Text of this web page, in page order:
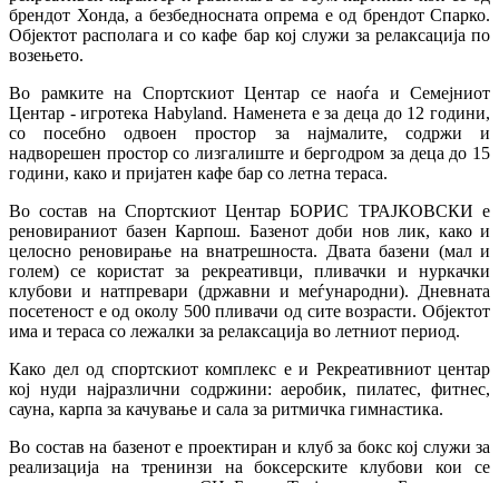
брендот Хонда, а безбедносната опрема е од брендот Спарко.
Објектот располага и со кафе бар кој служи за релаксација по
возењето.
Во рамките на Спортскиот Центар се наоѓа и Семејниот
Центар - игротека Habyland. Наменета е за деца до 12 години,
со посебно одвоен простор за најмалите, содржи и
надворешен простор со лизгалиште и бергодром за деца до 15
години, како и пријатен кафе бар со летна тераса.
Во состав на Спортскиот Центар БОРИС ТРАЈКОВСКИ е
реновираниот базен Карпош. Базенот доби нов лик, како и
целосно реновирање на внатрешноста. Двата базени (мал и
голем) се користат за рекреативци, пливачки и нуркачки
клубови и натпревари (државни и меѓународни). Дневната
посетеност е од околу 500 пливачи од сите возрасти. Објектот
има и тераса со лежалки за релаксација во летниот период.
Како дел од спортскиот комплекс е и Рекреативниот центар
кој нуди најразлични содржини: аеробик, пилатес, фитнес,
сауна, карпа за качување и сала за ритмичка гимнастика.
Во состав на базенот е проектиран и клуб за бокс кој служи за
реализација на тренинзи на боксерските клубови кои се